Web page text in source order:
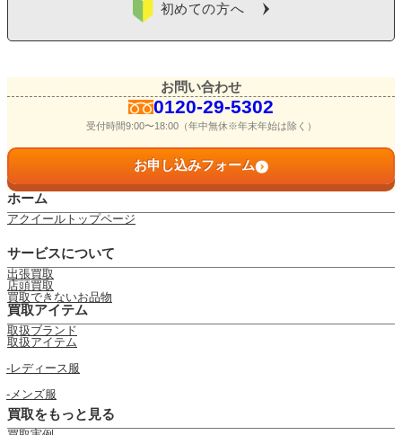
初めての方へ
お問い合わせ
0120-29-5302
受付時間9:00〜18:00（年中無休※年末年始は除く）
お申し込みフォーム
ホーム
アクイールトップページ
サービスについて
出張買取
店頭買取
買取できないお品物
買取アイテム
取扱ブランド
取扱アイテム
レディース服
メンズ服
買取をもっと見る